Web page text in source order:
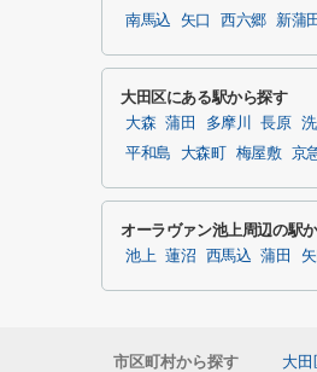
南馬込
矢口 西六郷 新蒲田
大田区にある駅から探す
大森 蒲田 多摩川 長原
平和島
大森町 梅屋敷 京
オーラヴァン池上周辺の駅
池上 蓮沼 西馬込 蒲田
市区町村から探す 大田